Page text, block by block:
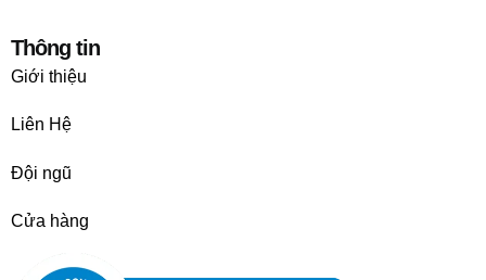
Thông tin
Giới thiệu
Liên Hệ
Đội ngũ
Cửa hàng